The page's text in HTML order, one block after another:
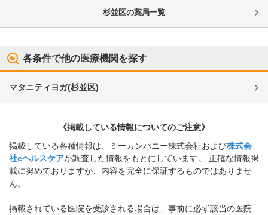
杉並区の薬局一覧
各条件で他の医療機関を探す
マタニティヨガ(杉並区)
《掲載している情報についてのご注意》
掲載している各種情報は、ミーカンパニー株式会社および株式会
社eヘルスケアが調査した情報をもとにしています。 正確な情報掲
載に努めておりますが、内容を完全に保証するものではありませ
ん。
掲載されている医院を受診される場合は、事前に必ず該当の医院